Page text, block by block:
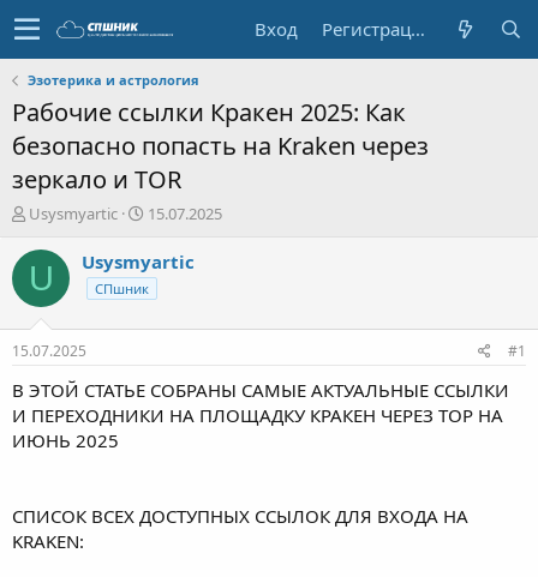
Вход Регистрация
Эзотерика и астрология
Рабочие ссылки Кракен 2025: Как
безопасно попасть на Kraken через
зеркало и TOR
А
т
р
е
м
ы
Usysmyartic
Д
т
а
н
л
а
15.07.2025
U Usysmyartic
СПшник
15.07.2025 #1
В ЭТОЙ СТАТЬЕ СОБРАНЫ САМЫЕ АКТУАЛЬНЫЕ ССЫЛКИ
И ПЕРЕХОДНИКИ НА ПЛОЩАДКУ КРАКЕН ЧЕРЕЗ ТОР НА
ИЮНЬ 2025
СПИСОК ВСЕХ ДОСТУПНЫХ ССЫЛОК ДЛЯ ВХОДА НА
KRAKЕN: